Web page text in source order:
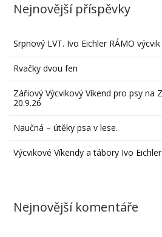
Nejnovější příspěvky
Srpnový LVT. Ivo Eichler RÁMO
Rvačky dvou fen
Zářiový Výcvikový Víkend pro psy na
20.9.26
Naučná – útěky psa v lese.
Výcvikové Víkendy a tábory Ivo
Nejnovější komentáře